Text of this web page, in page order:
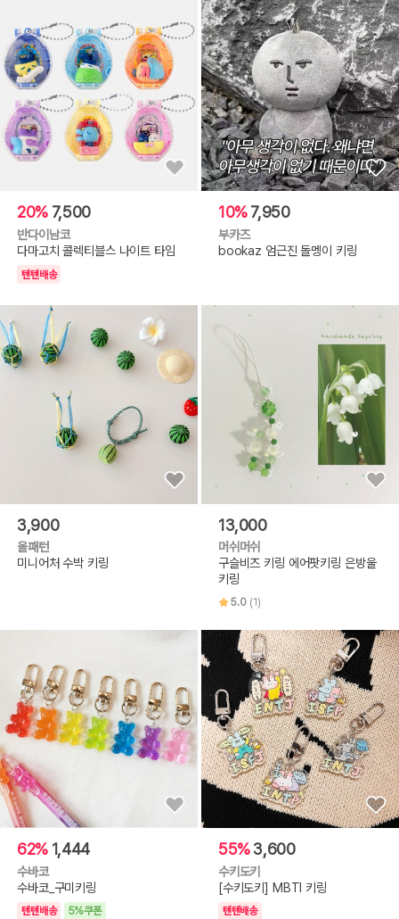
20% 7,500
반다이남코
다마고치 콜렉티블스 나이트 타임
텐텐배송
10%7,950
부카즈
bookaz 엄근진 돌멩이 키링
3,900
올패턴
미니어처 수박 키링
13,000
머쉬머쉬
구슬비즈 키링 에어팟키링 은방울
키링
5.0 (1)
62% 1,444
수바코
수바코_구미키링
텐텐배송
5%쿠폰
55%3,600
수키도키
[수키도키] MBTI 키링
텐텐배송